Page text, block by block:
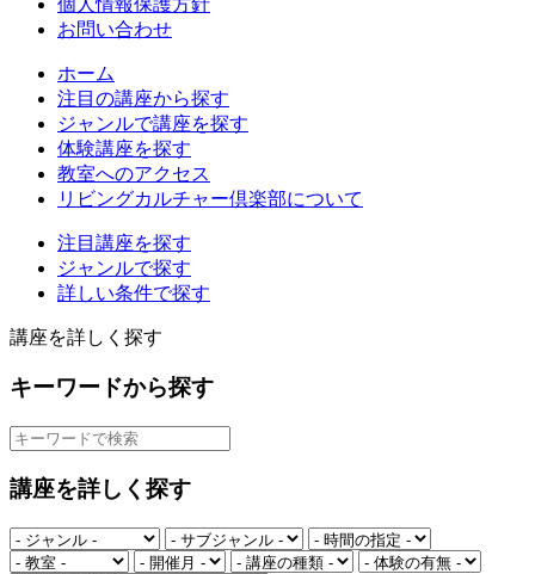
お問い合わせ
ホーム
注目の講座から探す
ジャンルで講座を探す
体験講座を探す
教室へのアクセス
リビングカルチャー倶楽部について
注目講座を探す
ジャンルで探す
詳しい条件で探す
講座を詳しく探す
キーワードから探す
講座を詳しく探す